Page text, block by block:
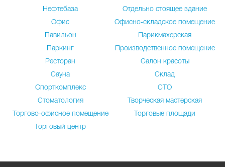
Нефтебаза
Отдельно стоящее здание
Офис
Офисно-складское помещение
Павильон
Парикмахерская
Паркинг
Производственное помещение
Ресторан
Салон красоты
Сауна
Склад
Спорткомплекс
СТО
Стоматология
Творческая мастерская
Торгово-офисное помещение
Торговые площади
Торговый центр